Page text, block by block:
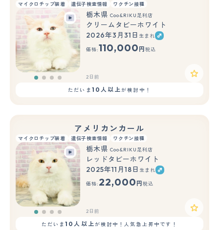
マイクロチップ装着 遺伝子検査情報 ワクチン接種
栃木県 Coo&RIKU足利店
クリームタビーホワイト
2026年3月31日 生まれ
価格:110,000 円 税込
2日前
ただいま 10人以上が検討中！
アメリカンカール
マイクロチップ装着 遺伝子検査情報 ワクチン接種
栃木県 Coo&RIKU足利店
レッドタビーホワイト
2025年11月18日 生まれ
価格: 22,000 円 税込
2日前
ただいま10人以上が検討中！人気急上昇中です！